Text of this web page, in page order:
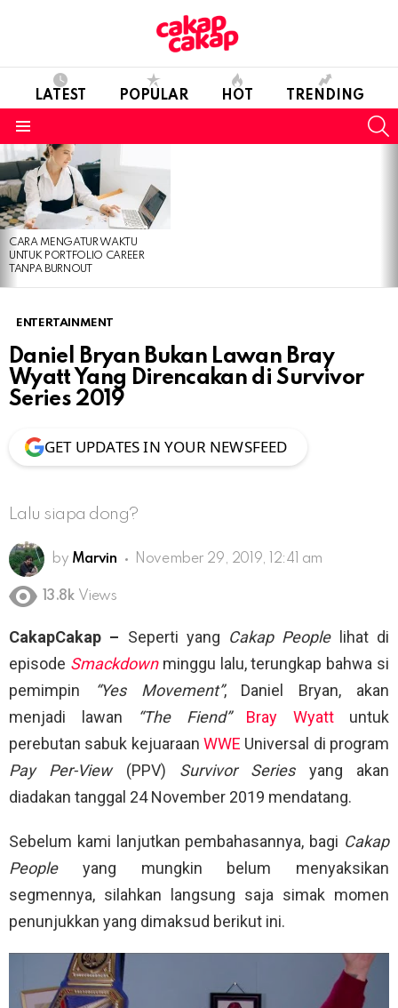
LATEST POPULAR HOT TRENDING
LATEST
STORIES
CARA MENGATUR WAKTU
UNTUK PORTFOLIO CAREER
TANPA BURNOUT
ENTERTAINMENT
Daniel Bryan Bukan Lawan Bray
Wyatt Yang Direncakan di Survivor
Series 2019
GET UPDATES IN YOUR NEWSFEED
Lalu siapa dong?
by Marvin November 29, 2019, 12:41 am
13.8k Views
CakapCakap – Seperti yang Cakap People
lihat di
episode Smackdown minggu lalu, terungkap bahwa si
pemimpin
“Yes Movement”, Daniel Bryan, akan
menjadi lawan
“The Fiend” Bray Wyattuntuk
perebutan sabuk kejuaraan WWE Universal di program
Pay Per-View (PPV) Survivor Series yang akan
diadakan tanggal 24 November 2019 mendatang.
Sebelum kami lanjutkan pembahasannya, bagi Cakap
People yang mungkin belum menyaksikan
segmennya, silahkan langsung saja simak momen
penunjukkan yang dimaksud berikut ini.